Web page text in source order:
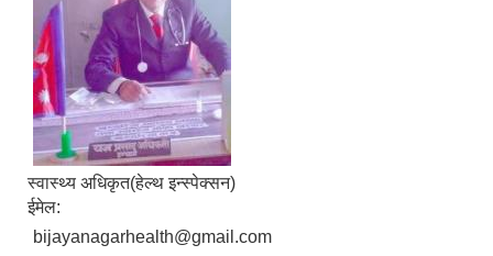
स्वास्थ्य अधिकृत(हेल्थ इन्स्पेक्सन)
ईमेल:
bijayanagarhealth@gmail.com